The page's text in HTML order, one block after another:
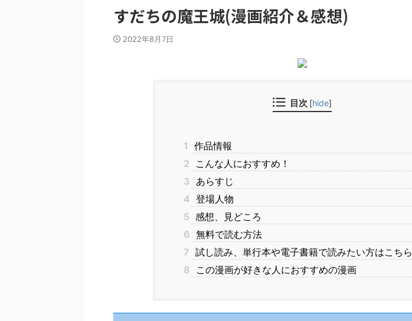
すだちの魔王城(漫画紹介＆感想)
2022年8月7日
目次 [hide]
1 作品情報
2
こんな人におすすめ！
3 あらすじ
4 登場人物
5 感想、見どころ
6 無料で読む方法
7 試し読み、単行本や電子書籍で読みたい方はこちら
8
この漫画が好きな人におすすめの漫画